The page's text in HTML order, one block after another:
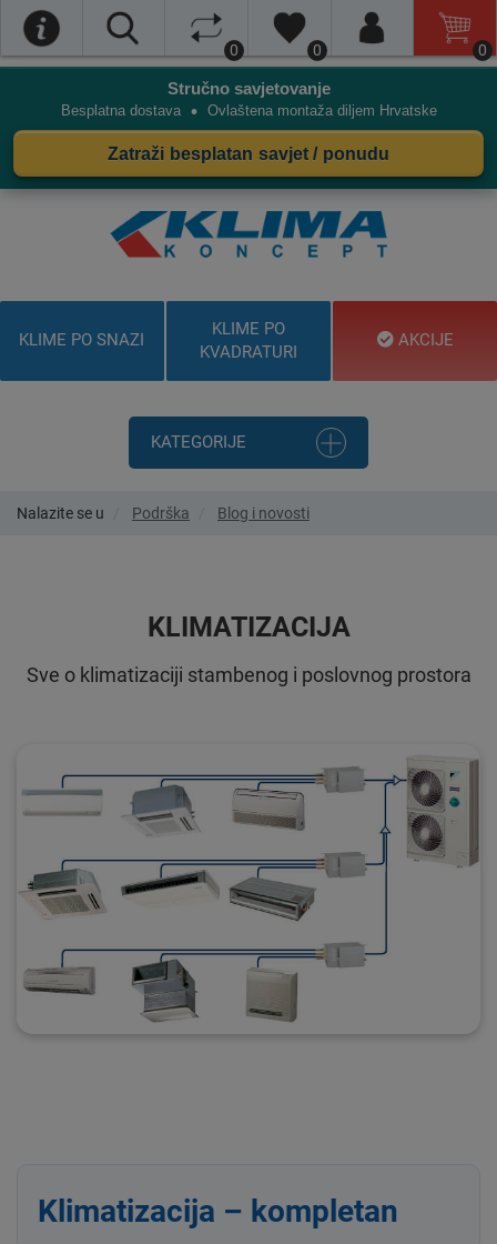
0 0 0
Stručno savjetovanje
Besplatna dostava • Ovlaštena montaža diljem Hrvatske
Zatraži besplatan savjet / ponudu
KLIME PO SNAZI
KLIME PO
KVADRATURI
AKCIJE
KATEGORIJE
Nalazite se u Podrška Blog i novosti
KLIMATIZACIJA
Sve o klimatizaciji stambenog i poslovnog prostora
Klimatizacija – kompletan